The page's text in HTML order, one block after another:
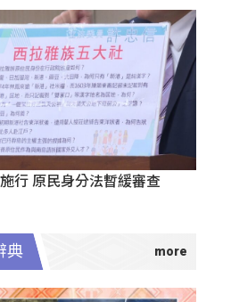
行 原民身分法暫緩審查
典